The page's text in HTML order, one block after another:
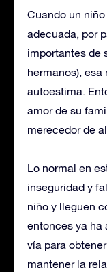
Cuando un
adecuada, por
importantes de
hermanos),
autoestima.
amor de su
merecedor de
Lo normal en
inseguridad y
niño y lleguen
entonces ya ha
vía para
mantener la